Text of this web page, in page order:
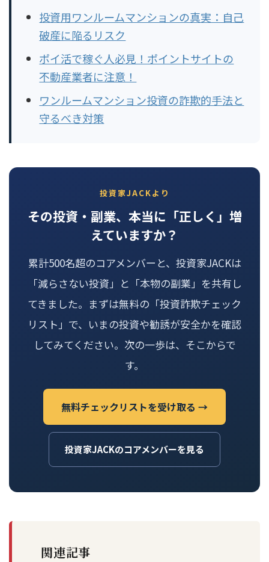
投資用ワンルームマンションの真実：自己
破産に陥るリスク
ポイ活で稼ぐ人必見！ポイントサイトの
不動産業者に注意！
ワンルームマンション投資の詐欺的手法と
守るべき対策
投資家JACKより
その投資・副業、本当に「正しく」増
えていますか？
累計500名超のコアメンバーと、投資家JACKは
「減らさない投資」と「本物の副業」を共有し
てきました。まずは無料の「投資詐欺チェック
リスト」で、いまの投資や勧誘が安全かを確認
してみてください。次の一歩は、そこからで
す。
無料チェックリストを受け取る →
投資家JACKのコアメンバーを見る
関連記事